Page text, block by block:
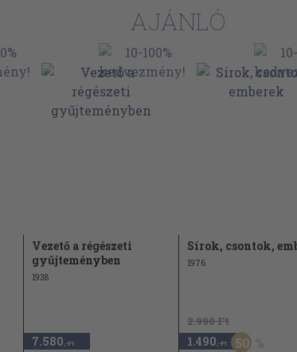
AJÁNLÓ
Vezető a régészeti
gyűjteményben
1938
7.580 ,-Ft
Sírok, csontok,
1976
2.990 Ft
1.490 ,-Ft 50